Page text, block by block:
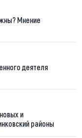
Мнение
деятеля
и
районы